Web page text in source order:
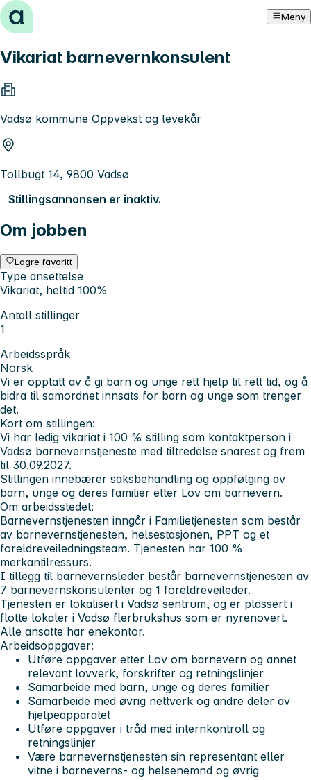
Hopp til innhold Meny
Vikariat barnevernkonsulent
Vadsø kommune Oppvekst og levekår
Tollbugt 14, 9800 Vadsø
Stillingsannonsen er inaktiv.
Om jobben
Lagre favoritt
Type ansettelse
Vikariat, heltid 100%
Antall stillinger
1
Arbeidsspråk
Norsk
Vi er opptatt av å gi barn og unge rett hjelp til rett tid, og å
bidra til samordnet innsats for barn og unge som trenger
det.
Kort om stillingen:
Vi har ledig vikariat i 100 % stilling som kontaktperson i
Vadsø barnevernstjeneste med tiltredelse snarest og frem
til 30.09.2027.
Stillingen innebærer saksbehandling og oppfølging av
barn, unge og deres familier etter Lov om barnevern.
Om arbeidsstedet:
Barnevernstjenesten inngår i Familietjenesten som består
av barnevernstjenesten, helsestasjonen, PPT og et
foreldreveiledningsteam. Tjenesten har 100 %
merkantilressurs.
I tillegg til barnevernsleder består barnevernstjenesten av
7 barnevernskonsulenter og 1 foreldreveileder.
Tjenesten er lokalisert i Vadsø sentrum, og er plassert i
flotte lokaler i Vadsø flerbrukshus som er nyrenovert.
Alle ansatte har enekontor.
Arbeidsoppgaver:
Utføre oppgaver etter Lov om barnevern og annet
relevant lovverk, forskrifter og retningslinjer
Samarbeide med barn, unge og deres familier
Samarbeide med øvrig nettverk og andre deler av
hjelpeapparatet
Utføre oppgaver i tråd med internkontroll og
retningslinjer
Være barnevernstjenesten sin representant eller
vitne i barneverns- og helsenemnd og øvrig